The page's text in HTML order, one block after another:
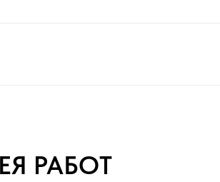
РАБОТ